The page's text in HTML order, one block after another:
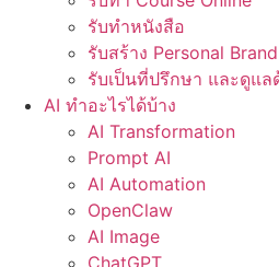
รับทำหนังสือ
รับสร้าง Personal Brand
รับเป็นที่ปรึกษา และดูแ
AI ทำอะไรได้บ้าง
AI Transformation
Prompt AI
AI Automation
OpenClaw
AI Image
ChatGPT